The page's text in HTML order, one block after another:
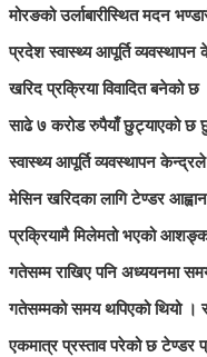
मोरङको उर्लाबारीस्थित मदन
प्रदेश स्वास्थ्य आपूर्ति
खरिद प्रक्रिया विवादित
साढे ७ करोड रुपैयाँ छुट्याएको छ
स्वास्थ्य आपूर्ति व्यवस्थापन
मेसिन खरिदका लागि टेण्डर
प्रक्रियामै मिलेमतो भएको
गतेसम्म राखिए पनि अध्ययनमा
गतेसम्मको समय थपिएको थियो ।
एकमात्र प्रस्ताव परेको छ टेण्डर